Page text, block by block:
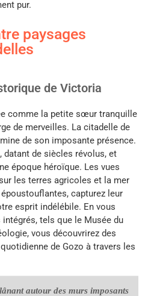
pur.
paysages
de Victoria
comme la petite sœur tranquille
de merveilles. La citadelle de
de son imposante présence.
datant de siècles révolus, et
époque héroïque. Les vues
les terres agricoles et la mer
capturez leur
esprit indélébile. En vous
tels que le Musée du
vous découvrirez des
de Gozo à travers les
autour des murs imposants